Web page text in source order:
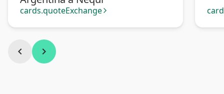
cards.quoteExchange arrow_forward_ios
chevron_left chevron_right